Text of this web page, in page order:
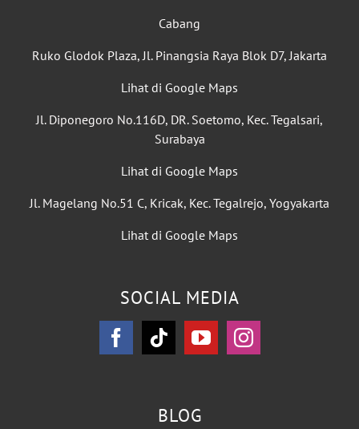
Cabang
Ruko Glodok Plaza, Jl. Pinangsia Raya Blok D7, Jakarta
Lihat di Google Maps
Jl. Diponegoro No.116D, DR. Soetomo, Kec. Tegalsari,
Surabaya
Lihat di Google Maps
Jl. Magelang No.51 C, Kricak, Kec. Tegalrejo, Yogyakarta
Lihat di Google Maps
SOCIAL MEDIA
BLOG